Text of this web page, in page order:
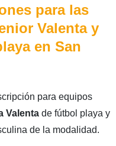
para las
Valenta y
en San
para equipos
Valentade fútbol playa y
de la modalidad.